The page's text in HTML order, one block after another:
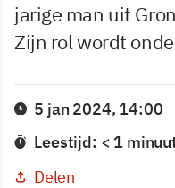
jarige man uit
Zijn rol wordt
5 jan 2024, 14:00
Leestijd: < 1
Delen